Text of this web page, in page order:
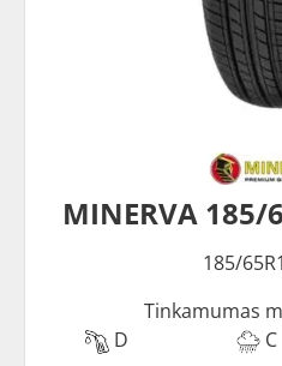
MINERVA 185/
185/
Tinkamumas
D
C